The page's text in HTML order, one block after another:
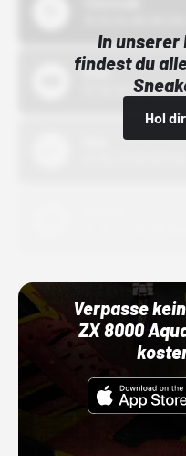
In unserer
findest du
Hol
Bstn
01.10.22 00:00
Verpasse
ZX 8000